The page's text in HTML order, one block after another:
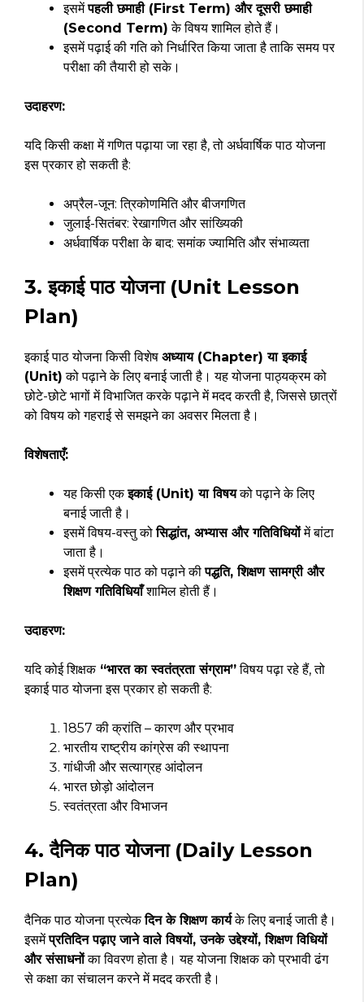
इसमेंपहली छमाही (First Term) और दूसरी छमाही
(Second Term) के विषय शामिल होते हैं।
इसमें पढ़ाई की गति को निर्धारित किया जाता है ताकि समय पर
परीक्षा की तैयारी हो सके।
उदाहरण:
यदि किसी कक्षा में गणित पढ़ाया जा रहा है, तो अर्धवार्षिक पाठ योजना
इस प्रकार हो सकती है:
अप्रैल-जून: त्रिकोणमिति और बीजगणित
जुलाई-सितंबर: रेखागणित और सांख्यिकी
अर्धवार्षिक परीक्षा के बाद: समांक ज्यामिति और संभाव्यता
3. इकाई पाठ योजना (Unit Lesson
Plan)
इकाई पाठ योजना किसी विशेष अध्याय (Chapter) या इकाई
(Unit) को पढ़ाने के लिए बनाई जाती है। यह योजना पाठ्यक्रम को
छोटे-छोटे भागों में विभाजित करके पढ़ाने में मदद करती है, जिससे छात्रों
को विषय को गहराई से समझने का अवसर मिलता है।
विशेषताएँ:
यह किसी एकइकाई (Unit) या विषयको पढ़ाने के लिए
बनाई जाती है।
इसमें विषय-वस्तु कोसिद्धांत, अभ्यास और गतिविधियोंमें बांटा
जाता है।
इसमें प्रत्येक पाठ को पढ़ाने कीपद्धति, शिक्षण सामग्री और
शिक्षण गतिविधियाँशामिल होती हैं।
उदाहरण:
यदि कोई शिक्षक“भारत का स्वतंत्रता संग्राम”विषय पढ़ा रहे हैं, तो
इकाई पाठ योजना इस प्रकार हो सकती है:
1857 की क्रांति – कारण और प्रभाव
भारतीय राष्ट्रीय कांग्रेस की स्थापना
गांधीजी और सत्याग्रह आंदोलन
भारत छोड़ो आंदोलन
स्वतंत्रता और विभाजन
4. दैनिक पाठ योजना (Daily Lesson
Plan)
दैनिक पाठ योजना प्रत्येकदिन के शिक्षण कार्यके लिए बनाई जाती है।
इसमेंप्रतिदिन पढ़ाए जाने वाले विषयों, उनके उद्देश्यों, शिक्षण विधियों
और संसाधनोंका विवरण होता है। यह योजना शिक्षक को प्रभावी ढंग
से कक्षा का संचालन करने में मदद करती है।